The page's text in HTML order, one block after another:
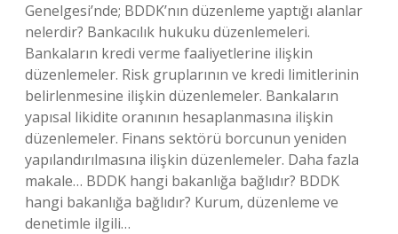
Genelgesi’nde; BDDK’nın düzenleme yaptığı alanlar
nelerdir? Bankacılık hukuku düzenlemeleri.
Bankaların kredi verme faaliyetlerine ilişkin
düzenlemeler. Risk gruplarının ve kredi limitlerinin
belirlenmesine ilişkin düzenlemeler. Bankaların
yapısal likidite oranının hesaplanmasına ilişkin
düzenlemeler. Finans sektörü borcunun yeniden
yapılandırılmasına ilişkin düzenlemeler. Daha fazla
makale… BDDK hangi bakanlığa bağlıdır? BDDK
hangi bakanlığa bağlıdır? Kurum, düzenleme ve
denetimle ilgili…